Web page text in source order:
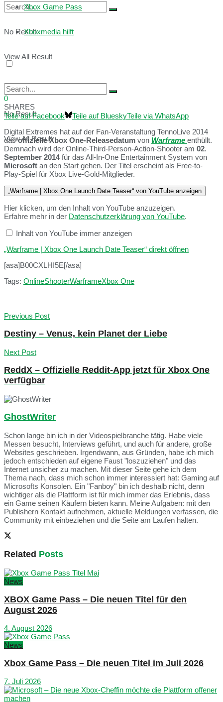
No Result
View All Result
Xbox Game Pass
Xboxmedia hilft
No Result
View All Result
0
SHARES
Teile auf Facebook
Teile auf BlueskyTeile via WhatsApp
Digital Extremes hat auf der Fan-Veranstaltung TennoLive 2014
dasoffizielle Xbox One-Releasedatum von Warframe enthüllt.
Demnach wird der Online-Third-Person-Action-Shooter am 02.
September 2014für das All-In-One Entertainment System von
Microsoft an den Start gehen. Der Titel erscheint als Free-to-
Play-Spiel für Xbox Live-Gold-Mitglieder.
„Warframe | Xbox One Launch Date Teaser“ von YouTube anzeigen
Hier klicken, um den Inhalt von YouTube anzuzeigen.
Erfahre mehr in der Datenschutzerklärung von YouTube.
Inhalt von YouTube immer anzeigen
„Warframe | Xbox One Launch Date Teaser“ direkt öffnen
[asa]B00CXLHI5E[/asa]
Tags: OnlineShooterWarframeXbox One
Previous Post
Destiny – Venus, kein Planet der Liebe
Next Post
ReddX – Offizielle Reddit-App jetzt für Xbox One
verfügbar
GhostWriter
Schon lange bin ich in der Videospielbranche tätig. Habe viele
Messen besucht, Interviews geführt, und auch für andere, große
Websites geschrieben. Irgendwann, aus Gründen, habe ich mich
jedoch entschieden auf eigene Faust "loszuziehen" und das
Internet unsicher zu machen. Mit dieser Seite gehe ich dem
Thema nach, dass mich schon immer interessiert hat: Gaming auf
Microsofts Konsolen. Ein "Fanboy" bin ich deshalb nicht, denn
wichtiger als die Plattform ist für mich immer das Erlebnis, dass
ein Game seinen Käufern bieten kann. Meine Aufgaben: mit den
Publishern Kontakt aufnehmen, aktuelle Meldungen verfassen, die
Community mit einbeziehen und die Seite am Laufen halten.
Related Posts
News
XBOX Game Pass – Die neuen Titel für den
August 2026
4. August 2026
News
Xbox Game Pass – Die neuen Titel im Juli 2026
7. Juli 2026